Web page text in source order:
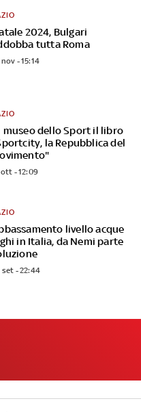
2024, Bulgari
tutta Roma
nov - 15:14
museo dello Sport il libro
la Repubblica del
ott - 12:09
livello acque
in Italia, da Nemi parte
set - 22:44